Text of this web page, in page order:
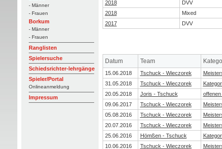
- Männer
- Frauen
Borkum
- Männer
- Frauen
Ranglisten
Spielersuche
Schiedsrichter-lehrgänge
Spieler/Portal
Onlineanmeldung
Impressum
2018
DVV
2018
Mixed
2017
DVV
Datum Team
15.06.2018 Tschuck - Wieczorek
31.05.2018
Tschuck - Wieczorek
20.05.2018
Joris - Tschuck
09.06.2017
Tschuck - Wieczorek
05.08.2016
Tschuck - Wieczorek
20.07.2016
Tschuck - Wieczorek
25.06.2016
Hömßen - Tschuck
10.06.2016
Tschuck - Wieczorek